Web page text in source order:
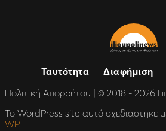
Ταυτότητα Διαφήμιση
Πολιτική Απορρήτου | © 2018 - 2026
Το WordPress site αυτό σχεδιάστηκε
WP.